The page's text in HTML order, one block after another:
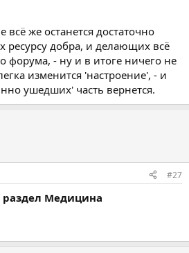
же останется достаточно
ресурсу добра, и делающих всё
форума, - ну и в итоге ничего не
изменится 'настроение', - и
ушедших' часть вернется.
#27
раздел Медицина